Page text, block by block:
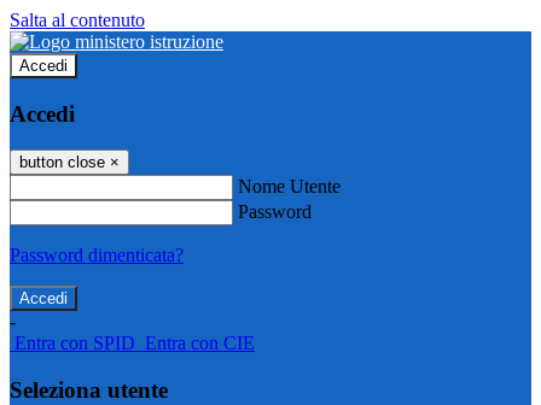
Salta al contenuto
Accedi
Accedi
button close ×
Nome Utente
Password
Password dimenticata?
-
Entra con SPID Entra con CIE
Seleziona utente